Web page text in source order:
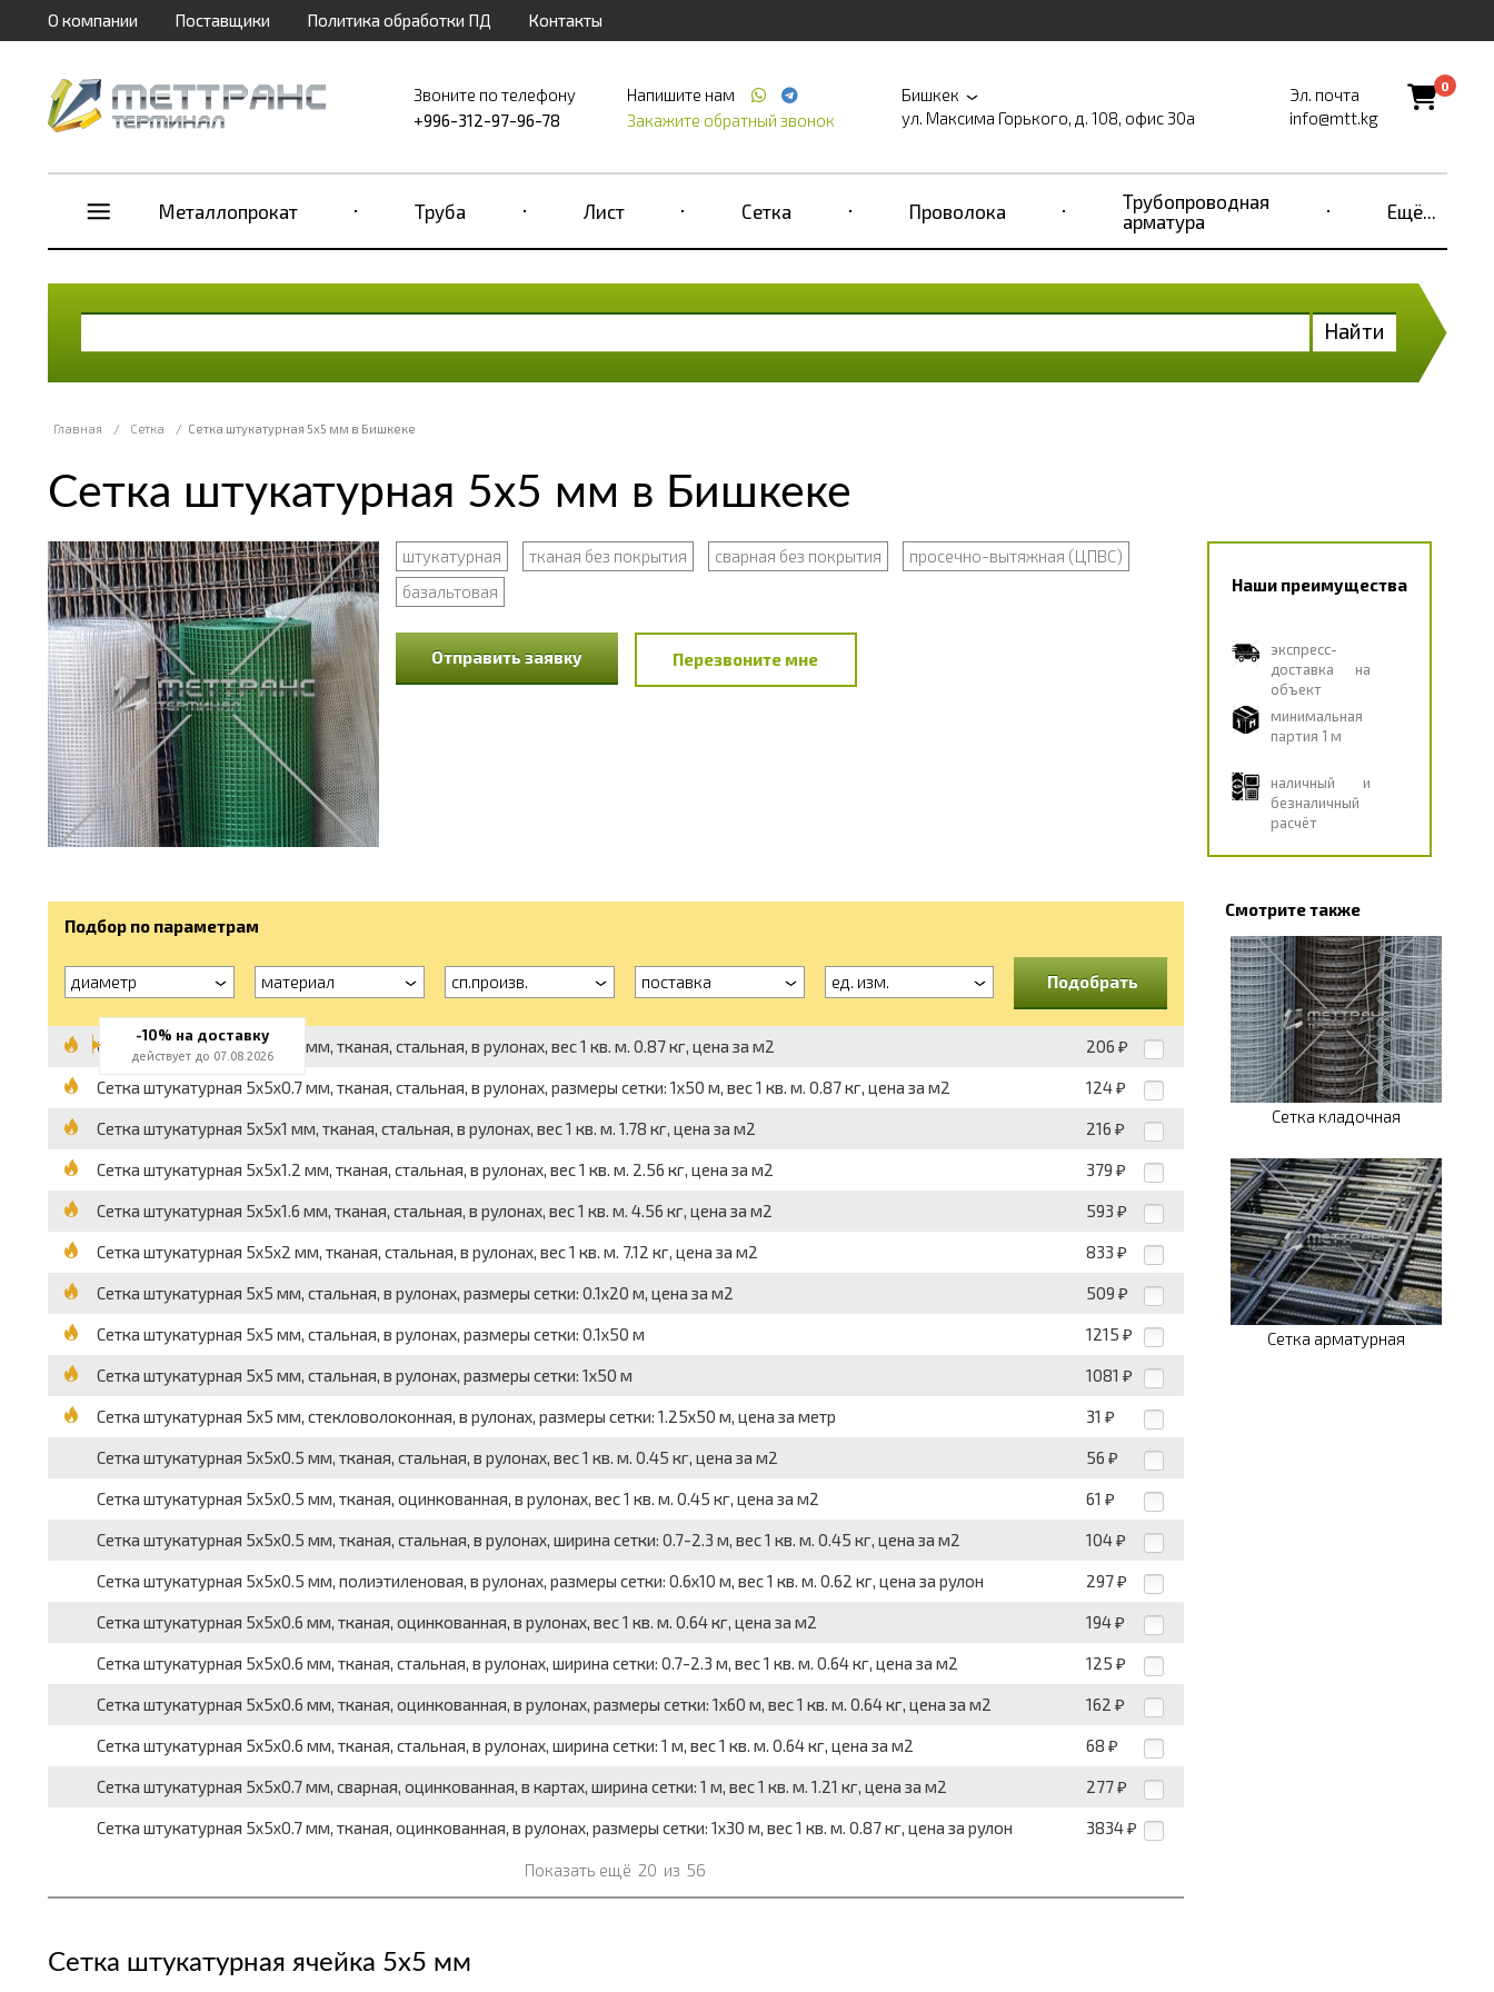
О компании Поставщики Политика обработки ПД Контакты
Звоните по телефону
+996-312-97-96-78
Напишите нам
Закажите обратный звонок
Бишкек
ул. Максима Горького, д. 108, офис 30а
Эл. почта
info@mtt.kg
0
Металлопрокат Труба Лист Сетка Проволока
Трубопроводная
арматура
Ещё...
Найти
Главная / Сетка / Сетка штукатурная 5х5 мм в Бишкеке
Сетка штукатурная 5х5 мм в Бишкеке
штукатурная тканая без покрытия сварная без покрытия
просечно-вытяжная (ЦПВС)
базальтовая
Отправить заявку Перезвоните мне
Наши преимущества
экспресс-
доставка на
объект
минимальная
партия 1 м
наличный и
безналичный
расчёт
Подбор по параметрам
диаметр материал сп.произв. поставка ед. изм. Подобрать
Сетка штукатурная 5x5x0.7 мм, тканая, стальная, в рулонах, вес 1 кв. м. 0.87 кг, цена за м2 206 ₽
Сетка штукатурная 5x5x0.7 мм, тканая, стальная, в рулонах, размеры сетки: 1x50 м, вес 1 кв. м. 0.87 кг, цена за м2 124 ₽
Сетка штукатурная 5x5x1 мм, тканая, стальная, в рулонах, вес 1 кв. м. 1.78 кг, цена за м2 216 ₽
Сетка штукатурная 5x5x1.2 мм, тканая, стальная, в рулонах, вес 1 кв. м. 2.56 кг, цена за м2 379 ₽
Сетка штукатурная 5x5x1.6 мм, тканая, стальная, в рулонах, вес 1 кв. м. 4.56 кг, цена за м2 593 ₽
Сетка штукатурная 5x5x2 мм, тканая, стальная, в рулонах, вес 1 кв. м. 7.12 кг, цена за м2 833 ₽
Сетка штукатурная 5x5 мм, стальная, в рулонах, размеры сетки: 0.1x20 м, цена за м2 509 ₽
Сетка штукатурная 5x5 мм, стальная, в рулонах, размеры сетки: 0.1x50 м 1215 ₽
Сетка штукатурная 5x5 мм, стальная, в рулонах, размеры сетки: 1x50 м 1081 ₽
Сетка штукатурная 5x5 мм, стекловолоконная, в рулонах, размеры сетки: 1.25x50 м, цена за метр 31 ₽
Сетка штукатурная 5x5x0.5 мм, тканая, стальная, в рулонах, вес 1 кв. м. 0.45 кг, цена за м2 56 ₽
Сетка штукатурная 5x5x0.5 мм, тканая, оцинкованная, в рулонах, вес 1 кв. м. 0.45 кг, цена за м2 61 ₽
Сетка штукатурная 5x5x0.5 мм, тканая, стальная, в рулонах, ширина сетки: 0.7-2.3 м, вес 1 кв. м. 0.45 кг, цена за м2 104 ₽
Сетка штукатурная 5x5x0.5 мм, полиэтиленовая, в рулонах, размеры сетки: 0.6x10 м, вес 1 кв. м. 0.62 кг, цена за рулон 297 ₽
Сетка штукатурная 5x5x0.6 мм, тканая, оцинкованная, в рулонах, вес 1 кв. м. 0.64 кг, цена за м2 194 ₽
Сетка штукатурная 5x5x0.6 мм, тканая, стальная, в рулонах, ширина сетки: 0.7-2.3 м, вес 1 кв. м. 0.64 кг, цена за м2 125 ₽
Сетка штукатурная 5x5x0.6 мм, тканая, оцинкованная, в рулонах, размеры сетки: 1x60 м, вес 1 кв. м. 0.64 кг, цена за м2 162 ₽
Сетка штукатурная 5x5x0.6 мм, тканая, стальная, в рулонах, ширина сетки: 1 м, вес 1 кв. м. 0.64 кг, цена за м2 68 ₽
Сетка штукатурная 5x5x0.7 мм, сварная, оцинкованная, в картах, ширина сетки: 1 м, вес 1 кв. м. 1.21 кг, цена за м2 277 ₽
Сетка штукатурная 5x5x0.7 мм, тканая, оцинкованная, в рулонах, размеры сетки: 1x30 м, вес 1 кв. м. 0.87 кг, цена за рулон 3834 ₽
Показать ещё 20 из 56
Сетка штукатурная ячейка 5х5 мм
Смотрите также
Сетка кладочная
Сетка арматурная
-10% на доставку
действует до 07.08.2026